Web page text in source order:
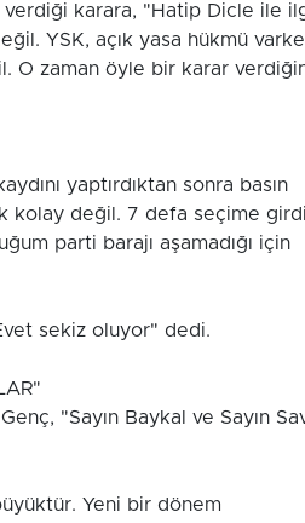
verdiği karara, "Hatip Dicle ile
YSK, açık yasa hükmü
O zaman öyle bir karar
yaptırdıktan sonra basın
kolay değil. 7 defa seçime
parti barajı aşamadığı için
sekiz oluyor" dedi.
"Sayın Baykal ve Sayın
Yeni bir dönem